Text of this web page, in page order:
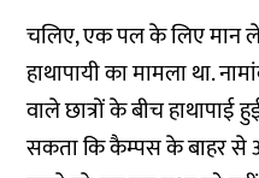
चलिए, एक पल के लिए मान
हाथापायी का मामला था.
वाले छात्रों के बीच
सकता कि कैम्पस के बाहर से